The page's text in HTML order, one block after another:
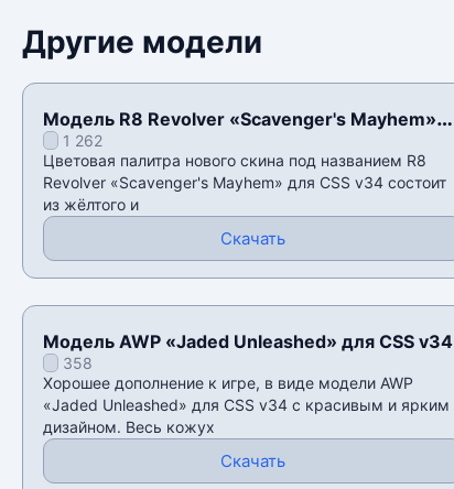
Другие модели
Модель R8 Revolver «Scavenger's Mayhem»
для CSS v34
1 262
Цветовая палитра нового скина под названием R8
Revolver «Scavenger's Mayhem» для CSS v34 состоит
из жёлтого и
Скачать
Модель AWP «Jaded Unleashed» для CSS v34
358
Хорошее дополнение к игре, в виде модели AWP
«Jaded Unleashed» для CSS v34 с красивым и ярким
дизайном. Весь кожух
Скачать